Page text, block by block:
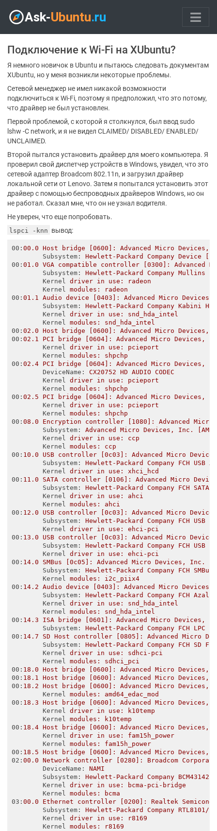
Подключение к Wi-Fi на XUbuntu?
Я немного новичок в Ubuntu и пытаюсь следовать документам
XUbuntu, но у меня возникли некоторые проблемы.
Сетевой менеджер не имел никакой возможности
подключиться к Wi-Fi, поэтому я предположил, что это потому,
что драйвер не был установлен.
Первой проблемой, с которой я столкнулся, был ввод sudo
lshw -C network, и я не видел CLAIMED/ DISABLED/ ENABLED/
UNCLAIMED.
Второй пытался установить драйвер для моего компьютера. Я
проверил свой диспетчер устройств в Windows, увидел, что это
сетевой адаптер Broadcom 802.11n, и загрузил драйвер
локальной сети от Lenovo. Затем я попытался установить этот
драйвер с помощью беспроводных драйверов Windows, но он
не работал. Сказал мне, что он не узнал водителя.
Не уверен, что еще попробовать.
lspci -knn вывод:
00 :00.0 Host bridge [0600]: Advanced Micro Devices,
Subsystem : Hewlett-Packard Company Device
00 :01.0 VGA compatible controller [0300]: Advanced
Subsystem : Hewlett-Packard Company Mullins
Kernel
driver in use: radeon
Kernel
modules: radeon
00 :01.1 Audio device [0403]: Advanced Micro
Subsystem : Hewlett-Packard Company Kabini
Kernel
driver in use: snd_hda_intel
Kernel
modules: snd_hda_intel
00 :02.0 Host bridge [0600]: Advanced Micro Devices,
00 :02.1 PCI bridge [0604]: Advanced Micro Devices,
Kernel
driver in use: pcieport
Kernel
modules: shpchp
00 :02.4 PCI bridge [0604]: Advanced Micro Devices,
DeviceName : CX20752 HD AUDIO CODEC
Kernel
driver in use: pcieport
Kernel
modules: shpchp
00 :02.5 PCI bridge [0604]: Advanced Micro Devices,
Kernel
driver in use: pcieport
Kernel
modules: shpchp
00 :08.0 Encryption controller [1080]: Advanced Micro
Subsystem : Advanced Micro Devices, Inc.
Kernel
driver in use: ccp
Kernel
modules: ccp
00 : 10.0 USB controller [0c03]: Advanced Micro
Subsystem : Hewlett-Packard Company FCH
Kernel
driver in use: xhci_hcd
00 : 11.0 SATA controller [0106]: Advanced Micro
Subsystem : Hewlett-Packard Company FCH
Kernel
driver in use: ahci
Kernel
modules: ahci
00 : 12.0 USB controller [0c03]: Advanced Micro
Subsystem : Hewlett-Packard Company FCH
Kernel
driver in use: ehci-pci
00 : 13.0 USB controller [0c03]: Advanced Micro
Subsystem : Hewlett-Packard Company FCH
Kernel
driver in use: ehci-pci
00 : 14.0 SMBus [0c05]: Advanced Micro Devices, Inc.
Subsystem : Hewlett-Packard Company FCH
Kernel
modules: i2c_piix4
00 : 14.2 Audio device [0403]: Advanced Micro
Subsystem : Hewlett-Packard Company FCH
Kernel
driver in use: snd_hda_intel
Kernel
modules: snd_hda_intel
00 : 14.3 ISA bridge [0601]: Advanced Micro Devices,
Subsystem : Hewlett-Packard Company FCH LPC
00 : 14.7 SD Host controller [0805]: Advanced Micro
Subsystem : Hewlett-Packard Company FCH SD
Kernel
driver in use: sdhci-pci
Kernel
modules: sdhci_pci
00 : 18.0 Host bridge [0600]: Advanced Micro Devices,
00 : 18.1 Host bridge [0600]: Advanced Micro Devices,
00 : 18.2 Host bridge [0600]: Advanced Micro Devices,
Kernel
modules: amd64_edac_mod
00 : 18.3 Host bridge [0600]: Advanced Micro Devices,
Kernel
driver in use: k10temp
Kernel
modules: k10temp
00 : 18.4 Host bridge [0600]: Advanced Micro Devices,
Kernel
driver in use: fam15h_power
Kernel
modules: fam15h_power
00 : 18.5 Host bridge [0600]: Advanced Micro Devices,
02 :00.0 Network controller [0280]: Broadcom
DeviceName : NAMI
Subsystem : Hewlett-Packard Company
Kernel
driver in use: bcma-pci-bridge
Kernel
modules: bcma
03 :00.0 Ethernet controller [0200]: Realtek
Subsystem : Hewlett-Packard Company
Kernel
driver in use: r8169
Kernel
modules: r8169